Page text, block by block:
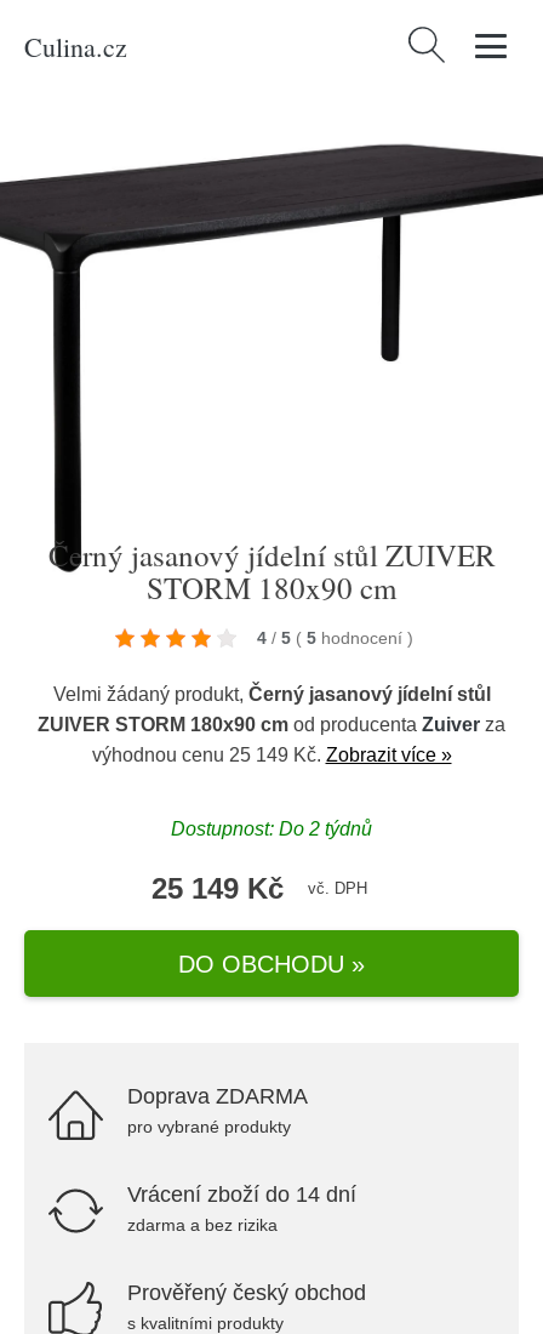
Culina.cz Vyhledávání
Černý jasanový jídelní stůl ZUIVER
STORM 180x90 cm
4 / 5 ( 5 hodnocení )
Velmi žádaný produkt, Černý jasanový jídelní stůl
ZUIVER STORM 180x90 cm od producenta Zuiver za
výhodnou cenu 25 149 Kč. Zobrazit více »
Dostupnost: Do 2 týdnů
25 149 Kč vč. DPH
DO OBCHODU »
Doprava ZDARMA
pro vybrané produkty
Vrácení zboží do 14 dní
zdarma a bez rizika
Prověřený český obchod
s kvalitními produkty